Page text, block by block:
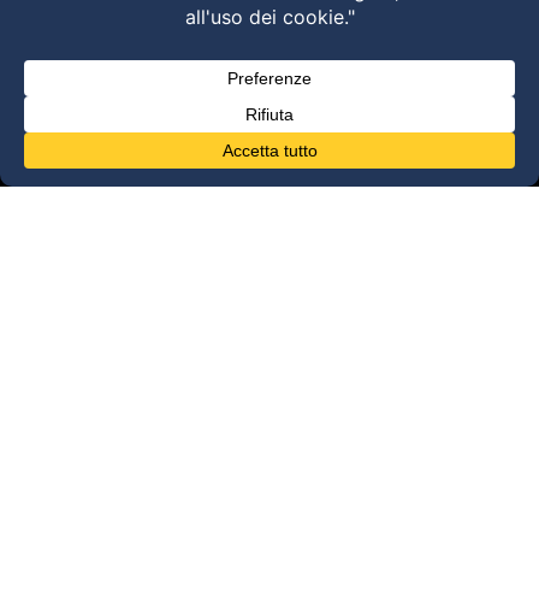
HVLA – Moduli Clinici – 2026
@2025 Dott. Alessandro Carollo – All rights